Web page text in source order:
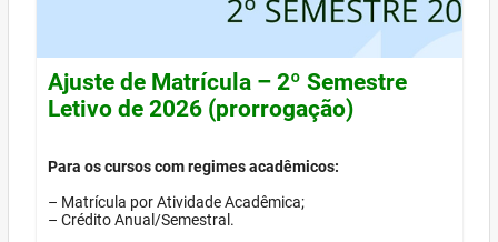
Ajuste de Matrícula – 2º Semestre
Letivo de 2026 (prorrogação)
Para os cursos com regimes acadêmicos:
– Matrícula por Atividade Acadêmica;
– Crédito Anual/Semestral.